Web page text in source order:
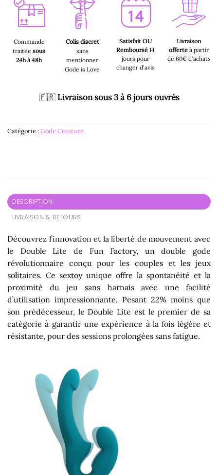
Commande
traitée sous
24h à 48h
Colis discret
sans
mentionner
Gode is Love
Satisfait OU
Remboursé14
jours pour
changer d'avis
Livraison
offerte à partir
de 60€ d'achats
🇫🇷 Livraison sous 3 à 6 jours ouvrés
Catégorie :Gode Ceinture
DESCRIPTION
LIVRAISON & RETOURS
Découvrez l’innovation et la liberté de mouvement avec
le Double Lite de Fun Factory, un double gode
révolutionnaire conçu pour les couples et les jeux
solitaires. Ce sextoy unique offre la spontanéité et la
proximité du jeu sans harnais avec une facilité
d’utilisation impressionnante. Pesant 22% moins que
son prédécesseur, le Double Lite est le premier de sa
catégorie à garantir une expérience à la fois légère et
résistante, pour des sessions prolongées sans fatigue.